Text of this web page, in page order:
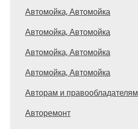
Автомойка, Автомойка
Автомойка, Автомойка
Автомойка, Автомойка
Автомойка, Автомойка
Авторам и правообладателям
Авторемонт